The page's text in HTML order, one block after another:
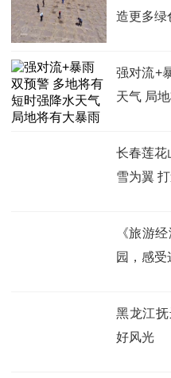
造更多绿
强对流+
天气 局
长春莲花
雪为翼
《旅游
园，感
黑龙江
好风光